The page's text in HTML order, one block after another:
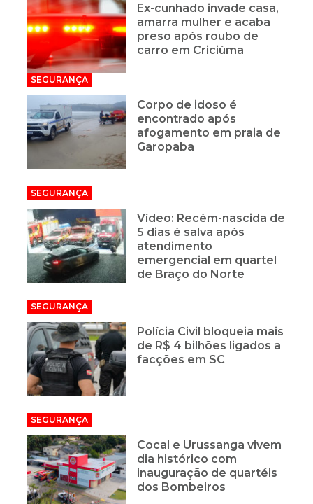
Ex-cunhado invade casa,
amarra mulher e acaba
preso após roubo de
carro em Criciúma
SEGURANÇA
Corpo de idoso é
encontrado após
afogamento em praia de
Garopaba
SEGURANÇA
Vídeo: Recém-nascida de
5 dias é salva após
atendimento
emergencial em quartel
de Braço do Norte
SEGURANÇA
Polícia Civil bloqueia mais
de R$ 4 bilhões ligados a
facções em SC
SEGURANÇA
Cocal e Urussanga vivem
dia histórico com
inauguração de quartéis
dos Bombeiros